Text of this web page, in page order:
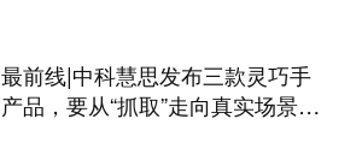
最前线|中科慧思发布三款灵巧手
产品，要从“抓取”走向真实场景作